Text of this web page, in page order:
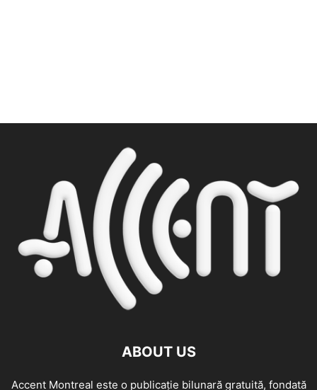
ABOUT US
Accent Montreal este o publicație bilunară gratuită, fondată